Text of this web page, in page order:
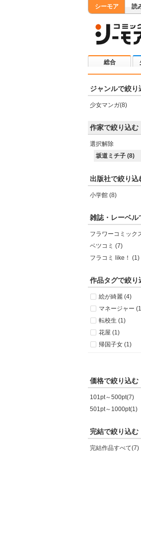
シーモア 読
総合
ジャンルで絞り
少女マンガ(8)
作家で絞り込む
選択解除
坂道ミチ子 (8)
出版社で絞り込
小学館 (8)
雑誌・レーベル
フラワーコミック
ベツコミ (7)
フラコミ like！ (1)
作品タグで絞り
絵が綺麗 (4)
マネージャー
転校生 (1)
花屋 (1)
帰国子女 (1)
価格で絞り込む
101pt～500pt(7)
501pt～1000pt(1)
完結で絞り込む
完結作品すべて(7)